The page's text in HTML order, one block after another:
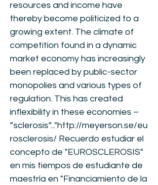
resources and income have
thereby become politicized to a
growing extent. The climate of
competition found in a dynamic
market economy has increasingly
been replaced by public-sector
monopolies and various types of
regulation. This has created
inflexibility in these economies –
”sclerosis”..."http://meyerson.se/eu
rosclerosis/ Recuerdo estudiar el
concepto de "EUROSCLEROSIS"
en mis tiempos de estudiante de
maestría en "Financiamiento de la